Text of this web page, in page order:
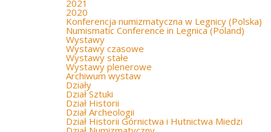
2021
2020
Konferencja numizmatyczna w Legnicy (Polska)
Numismatic Conference in Legnica (Poland)
Wystawy
Wystawy czasowe
Wystawy stałe
Wystawy plenerowe
Archiwum wystaw
Działy
Dział Sztuki
Dział Historii
Dział Archeologii
Dział Historii Górnictwa i Hutnictwa Miedzi